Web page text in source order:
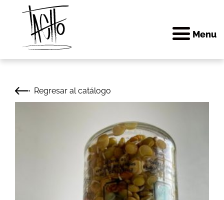
Menu
Regresar al catálogo